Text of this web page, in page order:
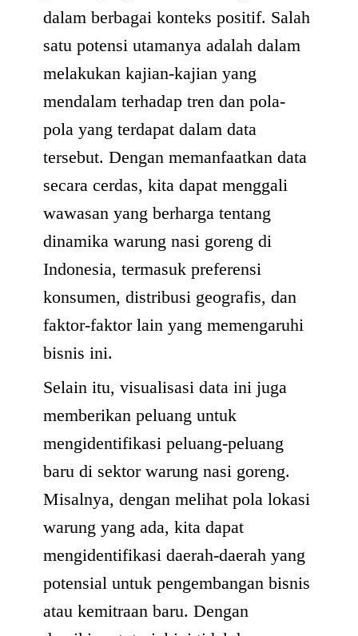
dalam berbagai konteks positif. Salah
satu potensi utamanya adalah dalam
melakukan kajian-kajian yang
mendalam terhadap tren dan pola-
pola yang terdapat dalam data
tersebut. Dengan memanfaatkan data
secara cerdas, kita dapat menggali
wawasan yang berharga tentang
dinamika warung nasi goreng di
Indonesia, termasuk preferensi
konsumen, distribusi geografis, dan
faktor-faktor lain yang memengaruhi
bisnis ini.
Selain itu, visualisasi data ini juga
memberikan peluang untuk
mengidentifikasi peluang-peluang
baru di sektor warung nasi goreng.
Misalnya, dengan melihat pola lokasi
warung yang ada, kita dapat
mengidentifikasi daerah-daerah yang
potensial untuk pengembangan bisnis
atau kemitraan baru. Dengan